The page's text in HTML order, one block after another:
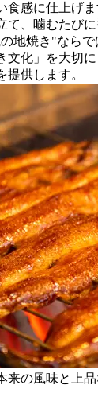
食感に仕上げ
て、噛むたび
地焼き"なら
文化」を大切
提供します。
来の風味と上